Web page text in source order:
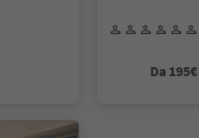
Da 195€